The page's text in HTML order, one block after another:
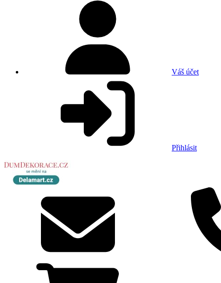
Váš účet
Přihlásit